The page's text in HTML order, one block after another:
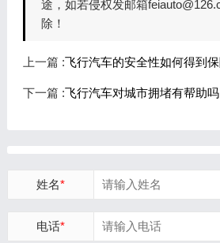
途，如若侵权发邮箱
除！
上一篇 :飞行汽车的安全性如何得到保
下一篇 :飞行汽车对城市拥堵有帮助吗
姓名*
电话*